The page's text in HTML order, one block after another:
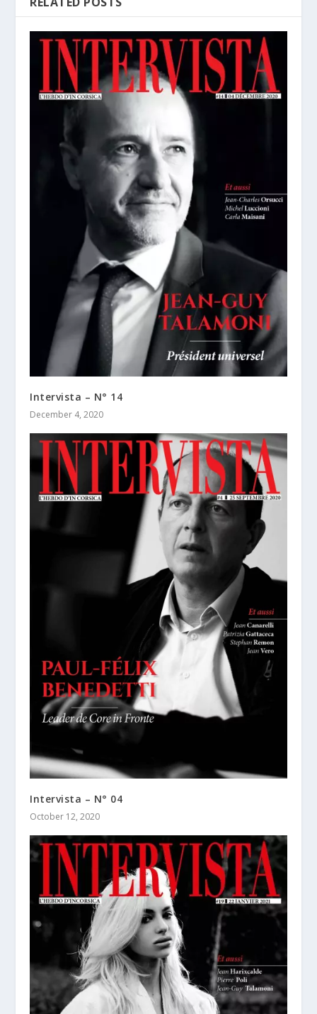
Intervista – N° 14
December 4, 2020
Intervista – N° 04
October 12, 2020